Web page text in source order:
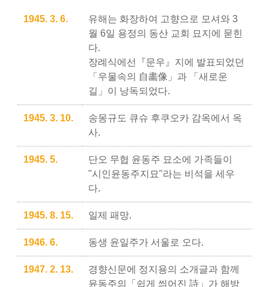
1945. 3. 6.
유해는 화장하여 고향으로 모셔와 3
월 6일 용정의 동산 교회 묘지에 묻힌
다.
장례식에선『문우』지에 발표되었던
「우물속의 自畵像」과 「새로운
길」이 낭독되었다.
1945. 3. 10.
송몽규도 큐슈 후쿠오카 감옥에서 옥
사.
1945. 5.
단오 무협 윤동주 묘소에 가족들이
"시인윤동주지묘"라는 비석을 세우
다.
1945. 8. 15. 일제 패망.
1946. 6. 동생 윤일주가 서울로 오다.
1947. 2. 13.
경향신문에 정지용의 소개글과 함께
윤동주의「쉽게 씌어진 詩」가 해방